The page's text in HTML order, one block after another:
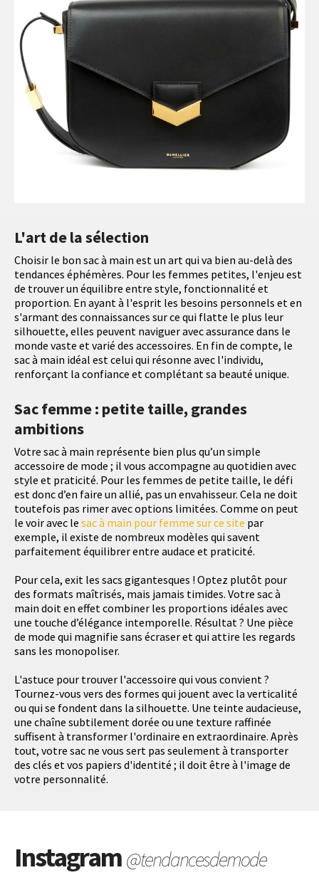
L'art de la sélection
Choisir le bon sac à main est un art qui va bien au-delà des
tendances éphémères. Pour les femmes petites, l'enjeu est
de trouver un équilibre entre style, fonctionnalité et
proportion. En ayant à l'esprit les besoins personnels et en
s'armant des connaissances sur ce qui flatte le plus leur
silhouette, elles peuvent naviguer avec assurance dans le
monde vaste et varié des accessoires. En fin de compte, le
sac à main idéal est celui qui résonne avec l'individu,
renforçant la confiance et complétant sa beauté unique.
Sac femme : petite taille, grandes
ambitions
Votre sac à main représente bien plus qu’un simple
accessoire de mode ; il vous accompagne au quotidien avec
style et praticité. Pour les femmes de petite taille, le défi
est donc d’en faire un allié, pas un envahisseur. Cela ne doit
toutefois pas rimer avec options limitées. Comme on peut
le voir avec le sac à main pour femme sur ce site par
exemple, il existe de nombreux modèles qui savent
parfaitement équilibrer entre audace et praticité.
Pour cela, exit les sacs gigantesques ! Optez plutôt pour
des formats maîtrisés, mais jamais timides. Votre sac à
main doit en effet combiner les proportions idéales avec
une touche d’élégance intemporelle. Résultat ? Une pièce
de mode qui magnifie sans écraser et qui attire les regards
sans les monopoliser.
L'astuce pour trouver l'accessoire qui vous convient ?
Tournez-vous vers des formes qui jouent avec la verticalité
ou qui se fondent dans la silhouette. Une teinte audacieuse,
une chaîne subtilement dorée ou une texture raffinée
suffisent à transformer l'ordinaire en extraordinaire. Après
tout, votre sac ne vous sert pas seulement à transporter
des clés et vos papiers d'identité ; il doit être à l'image de
votre personnalité.
Instagram@tendancesdemode